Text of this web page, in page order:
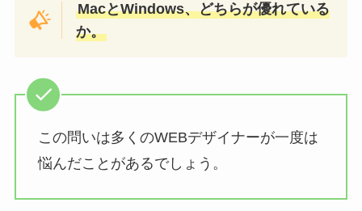
MacとWindows、どちらが優れている
か。
この問いは多くのWEBデザイナーが一度は
悩んだことがあるでしょう。